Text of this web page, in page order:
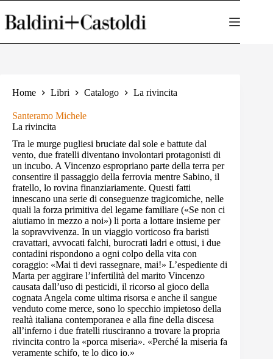
al
contenuto
Home Libri Catalogo La rivincita
Santeramo Michele
La rivincita
Tra le murge pugliesi bruciate dal sole e battute dal
vento, due fratelli diventano involontari protagonisti di
un incubo. A Vincenzo espropriano parte della terra per
consentire il passaggio della ferrovia mentre Sabino, il
fratello, lo rovina finanziariamente. Questi fatti
innescano una serie di conseguenze tragicomiche, nelle
quali la forza primitiva del legame familiare («Se non ci
aiutiamo in mezzo a noi») li porta a lottare insieme per
la sopravvivenza. In un viaggio vorticoso fra baristi
cravattari, avvocati falchi, burocrati ladri e ottusi, i due
contadini rispondono a ogni colpo della vita con
coraggio: «Mai ti devi rassegnare, mai!» L’espediente di
Marta per aggirare l’infertilità del marito Vincenzo
causata dall’uso di pesticidi, il ricorso al gioco della
cognata Angela come ultima risorsa e anche il sangue
venduto come merce, sono lo specchio impietoso della
realtà italiana contemporanea e alla fine della discesa
all’inferno i due fratelli riusciranno a trovare la propria
rivincita contro la «porca miseria». «Perché la miseria fa
veramente schifo, te lo dico io.»